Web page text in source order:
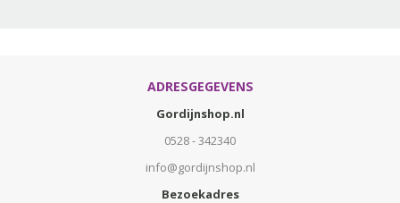
ADRESGEGEVENS
Gordijnshop.nl
0528 - 342340
info@gordijnshop.nl
Bezoekadres